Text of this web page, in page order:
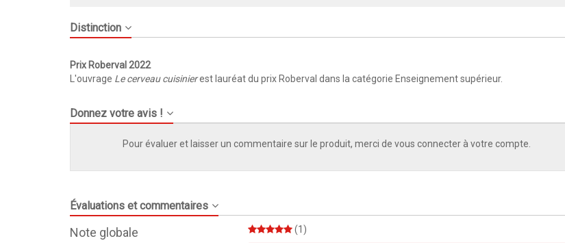
Distinction
Prix Roberval 2022
L'ouvrage Le cerveau cuisinierest lauréat du prix Roberval dans la catégorie Enseignement supérieur.
Donnez votre avis !
Pour évaluer et laisser un commentaire sur le produit, merci de vous connecter à votre compte.
Évaluations et commentaires
Note globale (1)